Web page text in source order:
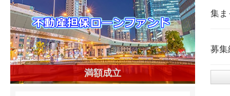
満額成立
集ま
募集